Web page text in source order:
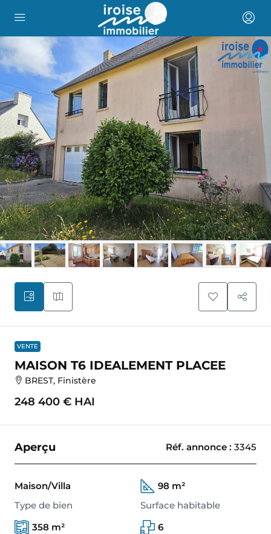
VENTE
MAISON T6 IDEALEMENT PLACEE
BREST, Finistère
248 400 € HAI
Aperçu Réf. annonce : 3345
Maison/Villa
Type de bien
98 m²
Surface habitable
358 m²
6